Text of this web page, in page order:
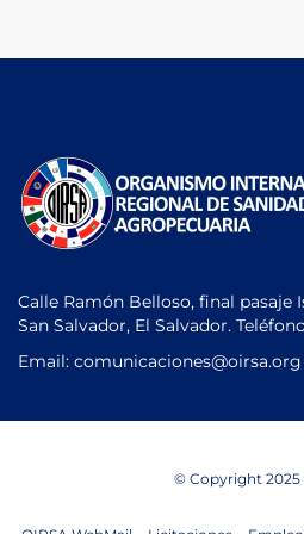
Calle Ramón Belloso, final pasaje
San Salvador, El Salvador.
Email: comunicaciones@oirsa.org
© Copyright 2025